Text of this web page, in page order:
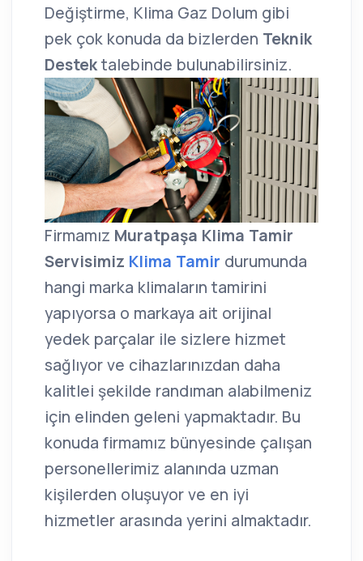
Değiştirme, Klima Gaz Dolum gibi
pek çok konuda da bizlerden Teknik
Destektalebinde bulunabilirsiniz.
Firmamız Muratpaşa Klima Tamir
Servisimiz Klima Tamir durumunda
hangi marka klimaların tamirini
yapıyorsa o markaya ait orijinal
yedek parçalar ile sizlere hizmet
sağlıyor ve cihazlarınızdan daha
kalitlei şekilde randıman alabilmeniz
için elinden geleni yapmaktadır. Bu
konuda firmamız bünyesinde çalışan
personellerimiz alanında uzman
kişilerden oluşuyor ve en iyi
hizmetler arasında yerini almaktadır.